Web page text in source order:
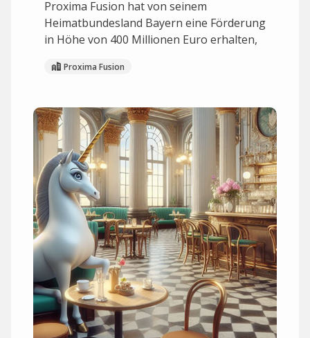
Proxima Fusion hat von seinem
Heimatbundesland Bayern eine Förderung
in Höhe von 400 Millionen Euro erhalten,
Proxima Fusion